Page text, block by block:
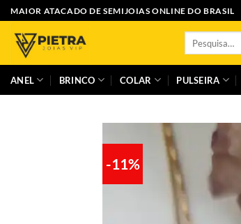
Skip
to
content
MAIOR ATACADO DE SEMIJOIAS ONLINE DO BRASIL
ANEL BRINCO COLAR PULSEIRA
-11%